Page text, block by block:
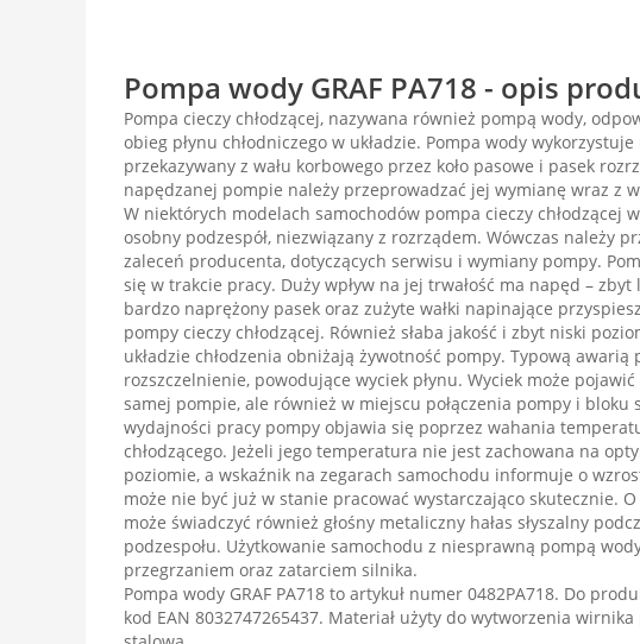
Pompa wody GRAF PA718 - opis
Pompa cieczy chłodzącej, nazywana również pompą wody,
obieg płynu chłodniczego w układzie. Pompa wody
przekazywany z wału korbowego przez koło pasowe i pasek
napędzanej pompie należy przeprowadzać jej wymianę wraz z
W niektórych modelach samochodów pompa cieczy chłodzącej
osobny podzespół, niezwiązany z rozrządem. Wówczas należy
zaleceń producenta, dotyczących serwisu i wymiany pompy.
się w trakcie pracy. Duży wpływ na jej trwałość ma napęd – zbyt
bardzo naprężony pasek oraz zużyte wałki napinające
pompy cieczy chłodzącej. Również słaba jakość i zbyt niski
układzie chłodzenia obniżają żywotność pompy. Typową awarią
rozszczelnienie, powodujące wyciek płynu. Wyciek może
samej pompie, ale również w miejscu połączenia pompy i bloku
wydajności pracy pompy objawia się poprzez wahania
chłodzącego. Jeżeli jego temperatura nie jest zachowana na
poziomie, a wskaźnik na zegarach samochodu informuje o
może nie być już w stanie pracować wystarczająco skutecznie.
może świadczyć również głośny metaliczny hałas słyszalny
podzespołu. Użytkowanie samochodu z niesprawną pompą
przegrzaniem oraz zatarciem silnika.
Pompa wody GRAF PA718 to artykuł numer 0482PA718. Do
kod EAN 8032747265437. Materiał użyty do wytworzenia